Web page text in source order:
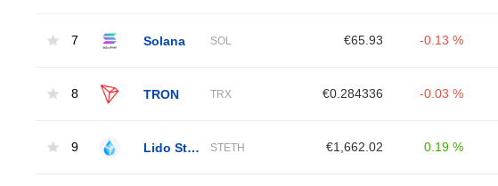
7 Solana SOL €65.93 -0.13 %
8 TRON TRX €0.284336 -0.03 %
9 STETH €1,662.02 0.19 %